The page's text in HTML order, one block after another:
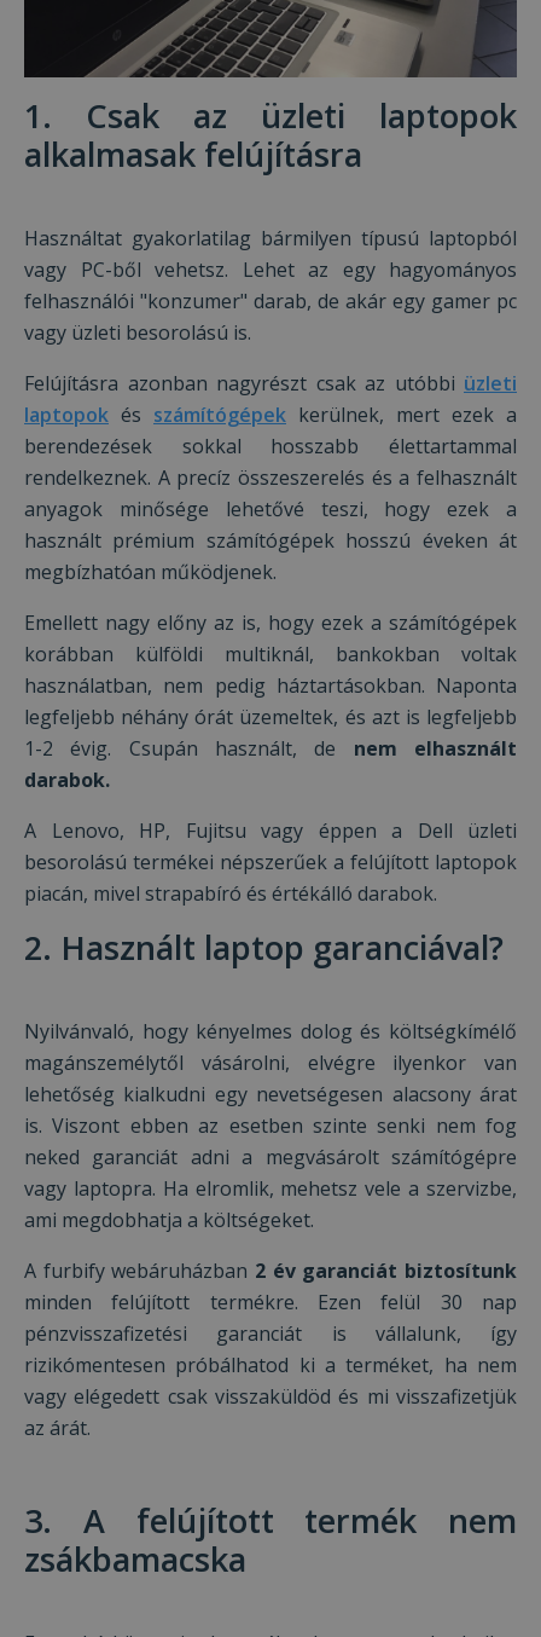
1. Csak az üzleti laptopok
alkalmasak felújításra
Használtat gyakorlatilag bármilyen típusú laptopból
vagy PC-ből vehetsz. Lehet az egy hagyományos
felhasználói "konzumer" darab, de akár egy gamer pc
vagy üzleti besorolású is.
Felújításra azonban nagyrészt csak az utóbbi üzleti
laptopok és számítógépek kerülnek, mert ezek a
berendezések sokkal hosszabb élettartammal
rendelkeznek. A precíz összeszerelés és a felhasznált
anyagok minősége lehetővé teszi, hogy ezek a
használt prémium számítógépek hosszú éveken át
megbízhatóan működjenek.
Emellett nagy előny az is, hogy ezek a számítógépek
korábban külföldi multiknál, bankokban voltak
használatban, nem pedig háztartásokban. Naponta
legfeljebb néhány órát üzemeltek, és azt is legfeljebb
1-2 évig. Csupán használt, de nem elhasznált
darabok.
A Lenovo, HP, Fujitsu vagy éppen a Dell üzleti
besorolású termékei népszerűek a felújított laptopok
piacán, mivel strapabíró és értékálló darabok.
2. Használt laptop garanciával?
Nyilvánvaló, hogy kényelmes dolog és költségkímélő
magánszemélytől vásárolni, elvégre ilyenkor van
lehetőség kialkudni egy nevetségesen alacsony árat
is. Viszont ebben az esetben szinte senki nem fog
neked garanciát adni a megvásárolt számítógépre
vagy laptopra. Ha elromlik, mehetsz vele a szervizbe,
ami megdobhatja a költségeket.
A furbify webáruházban 2 év garanciát biztosítunk
minden felújított termékre. Ezen felül 30 nap
pénzvisszafizetési garanciát is vállalunk, így
rizikómentesen próbálhatod ki a terméket, ha nem
vagy elégedett csak visszaküldöd és mi visszafizetjük
az árát.
3. A felújított termék nem
zsákbamacska